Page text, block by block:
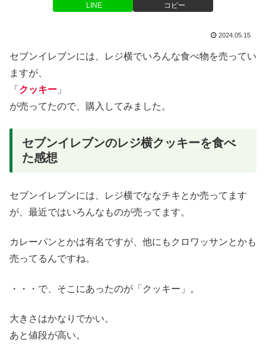
LINE コピー
2024.05.15
セブンイレブンには、レジ横でいろんな食べ物を売ってい
ますが、
「 クッキー 」
が売ってたので、購入してみました。
セブンイレブンのレジ横クッキーを食べ
た感想
セブンイレブンには、レジ横でななチキとか売ってます
が、最近ではいろんなものが売ってます。
カレーパンとかは有名ですが、他にもクロワッサンとかも
売ってるんですね。
・・・で、そこにあったのが「クッキー」。
大きさはかなりでかい。
あと値段が高い。